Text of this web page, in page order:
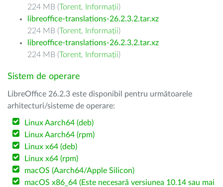
224 MB (Torent, Informații)
libreoffice-translations-26.2.3.2.tar.xz
224 MB (Torent, Informații)
libreoffice-translations-26.2.3.2.tar.xz
224 MB (Torent, Informații)
Sistem de operare
LibreOffice 26.2.3 este disponibil pentru următoarele
arhitecturi/sisteme de operare:
Linux Aarch64 (deb)
Linux Aarch64 (rpm)
Linux x64 (deb)
Linux x64 (rpm)
macOS (Aarch64/Apple Silicon)
macOS x86_64 (Este necesară versiunea 10.14 sau mai